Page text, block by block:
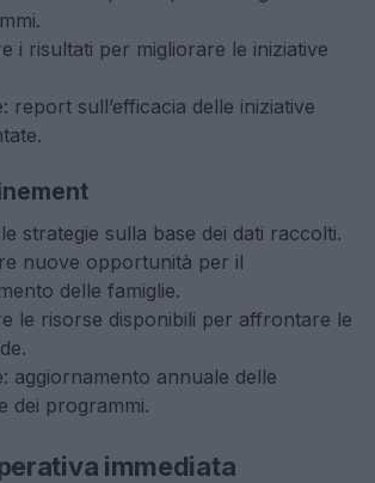
i risultati per migliorare le iniziative
report sull’efficacia delle iniziative
strategie sulla base dei dati raccolti.
nuove opportunità per il
delle famiglie.
le risorse disponibili per affrontare le
aggiornamento annuale delle
dei programmi.
immediata